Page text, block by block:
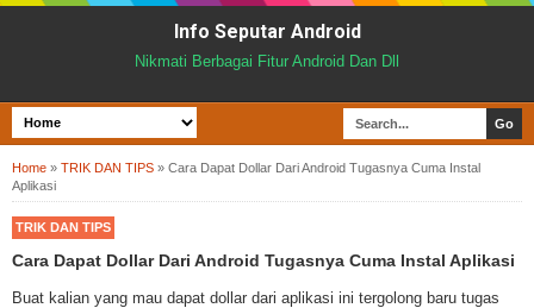
Info Seputar Android
Nikmati Berbagai Fitur Android Dan Dll
Home » TRIK DAN TIPS » Cara Dapat Dollar Dari Android Tugasnya Cuma Instal
Aplikasi
TRIK DAN TIPS
Cara Dapat Dollar Dari Android Tugasnya Cuma Instal Aplikasi
Buat kalian yang mau dapat dollar dari aplikasi ini tergolong baru tugas